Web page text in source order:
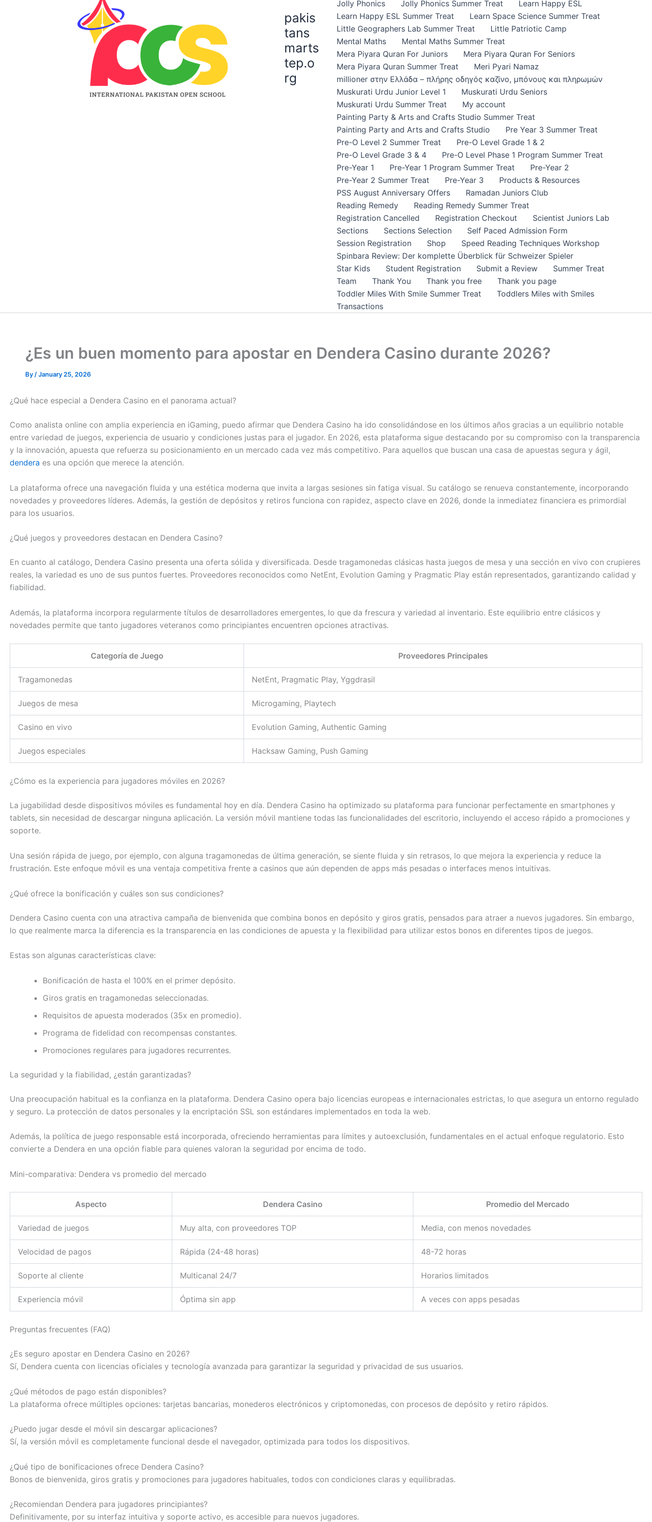
pakis
tans
marts
tep.o
rg
Jolly Phonics
Jolly Phonics Summer Treat
Learn Happy ESL
Learn Happy ESL Summer Treat
Learn Space Science Summer Treat
Little Geographers Lab Summer Treat
Little Patriotic Camp
Mental Maths
Mental Maths Summer Treat
Mera Piyara Quran For Juniors
Mera Piyara Quran For Seniors
Mera Piyara Quran Summer Treat
Meri Pyari Namaz
millioner στην Ελλάδα – πλήρης οδηγός καζίνο, μπόνους και πληρωμών
Muskurati Urdu Junior Level 1
Muskurati Urdu Seniors
Muskurati Urdu Summer Treat
My account
Painting Party & Arts and Crafts Studio Summer Treat
Painting Party and Arts and Crafts Studio
Pre Year 3 Summer Treat
Pre-O Level 2 Summer Treat
Pre-O Level Grade 1 & 2
Pre-O Level Grade 3 & 4
Pre-O Level Phase 1 Program Summer Treat
Pre-Year 1
Pre-Year 1 Program Summer Treat
Pre-Year 2
Pre-Year 2 Summer Treat
Pre-Year 3
Products & Resources
PSS August Anniversary Offers
Ramadan Juniors Club
Reading Remedy
Reading Remedy Summer Treat
Registration Cancelled
Registration Checkout
Scientist Juniors Lab
Sections
Sections Selection
Self Paced Admission Form
Session Registration
Shop
Speed Reading Techniques Workshop
Spinbara Review: Der komplette Überblick für Schweizer Spieler
Star Kids
Student Registration Submit a Review
Summer Treat
Team
Thank You Thank you free
Thank you page
Toddler Miles With Smile Summer Treat
Toddlers Miles with Smiles
Transactions
¿Es un buen momento para apostar en Dendera Casino durante 2026?
By /January 25, 2026
¿Qué hace especial a Dendera Casino en el panorama actual?
Como analista online con amplia experiencia en iGaming, puedo afirmar que Dendera Casino ha ido consolidándose en los últimos años gracias a un equilibrio notable
entre variedad de juegos, experiencia de usuario y condiciones justas para el jugador. En 2026, esta plataforma sigue destacando por su compromiso con la transparencia
y la innovación, apuesta que refuerza su posicionamiento en un mercado cada vez más competitivo. Para aquellos que buscan una casa de apuestas segura y ágil,
dendera es una opción que merece la atención.
La plataforma ofrece una navegación fluida y una estética moderna que invita a largas sesiones sin fatiga visual. Su catálogo se renueva constantemente, incorporando
novedades y proveedores líderes. Además, la gestión de depósitos y retiros funciona con rapidez, aspecto clave en 2026, donde la inmediatez financiera es primordial
para los usuarios.
¿Qué juegos y proveedores destacan en Dendera Casino?
En cuanto al catálogo, Dendera Casino presenta una oferta sólida y diversificada. Desde tragamonedas clásicas hasta juegos de mesa y una sección en vivo con crupieres
reales, la variedad es uno de sus puntos fuertes. Proveedores reconocidos como NetEnt, Evolution Gaming y Pragmatic Play están representados, garantizando calidad y
fiabilidad.
Además, la plataforma incorpora regularmente títulos de desarrolladores emergentes, lo que da frescura y variedad al inventario. Este equilibrio entre clásicos y
novedades permite que tanto jugadores veteranos como principiantes encuentren opciones atractivas.
Categoría de Juego Proveedores Principales
Tragamonedas NetEnt, Pragmatic Play, Yggdrasil
Juegos de mesa Microgaming, Playtech
Casino en vivo Evolution Gaming, Authentic Gaming
Juegos especiales Hacksaw Gaming, Push Gaming
¿Cómo es la experiencia para jugadores móviles en 2026?
La jugabilidad desde dispositivos móviles es fundamental hoy en día. Dendera Casino ha optimizado su plataforma para funcionar perfectamente en smartphones y
tablets, sin necesidad de descargar ninguna aplicación. La versión móvil mantiene todas las funcionalidades del escritorio, incluyendo el acceso rápido a promociones y
soporte.
Una sesión rápida de juego, por ejemplo, con alguna tragamonedas de última generación, se siente fluida y sin retrasos, lo que mejora la experiencia y reduce la
frustración. Este enfoque móvil es una ventaja competitiva frente a casinos que aún dependen de apps más pesadas o interfaces menos intuitivas.
¿Qué ofrece la bonificación y cuáles son sus condiciones?
Dendera Casino cuenta con una atractiva campaña de bienvenida que combina bonos en depósito y giros gratis, pensados para atraer a nuevos jugadores. Sin embargo,
lo que realmente marca la diferencia es la transparencia en las condiciones de apuesta y la flexibilidad para utilizar estos bonos en diferentes tipos de juegos.
Estas son algunas características clave:
Bonificación de hasta el 100% en el primer depósito.
Giros gratis en tragamonedas seleccionadas.
Requisitos de apuesta moderados (35x en promedio).
Programa de fidelidad con recompensas constantes.
Promociones regulares para jugadores recurrentes.
La seguridad y la fiabilidad, ¿están garantizadas?
Una preocupación habitual es la confianza en la plataforma. Dendera Casino opera bajo licencias europeas e internacionales estrictas, lo que asegura un entorno regulado
y seguro. La protección de datos personales y la encriptación SSL son estándares implementados en toda la web.
Además, la política de juego responsable está incorporada, ofreciendo herramientas para límites y autoexclusión, fundamentales en el actual enfoque regulatorio. Esto
convierte a Dendera en una opción fiable para quienes valoran la seguridad por encima de todo.
Mini-comparativa: Dendera vs promedio del mercado
Aspecto Dendera Casino Promedio del Mercado
Variedad de juegos Muy alta, con proveedores TOP Media, con menos novedades
Velocidad de pagos Rápida (24-48 horas) 48-72 horas
Soporte al cliente Multicanal 24/7 Horarios limitados
Experiencia móvil Óptima sin app A veces con apps pesadas
Preguntas frecuentes (FAQ)
¿Es seguro apostar en Dendera Casino en 2026?
Sí, Dendera cuenta con licencias oficiales y tecnología avanzada para garantizar la seguridad y privacidad de sus usuarios.
¿Qué métodos de pago están disponibles?
La plataforma ofrece múltiples opciones: tarjetas bancarias, monederos electrónicos y criptomonedas, con procesos de depósito y retiro rápidos.
¿Puedo jugar desde el móvil sin descargar aplicaciones?
Sí, la versión móvil es completamente funcional desde el navegador, optimizada para todos los dispositivos.
¿Qué tipo de bonificaciones ofrece Dendera Casino?
Bonos de bienvenida, giros gratis y promociones para jugadores habituales, todos con condiciones claras y equilibradas.
¿Recomiendan Dendera para jugadores principiantes?
Definitivamente, por su interfaz intuitiva y soporte activo, es accesible para nuevos jugadores.